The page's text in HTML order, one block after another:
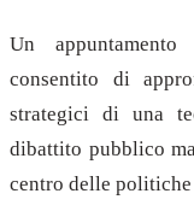
Un
consentito di
strategici di una
dibattito pubblico
centro delle politiche